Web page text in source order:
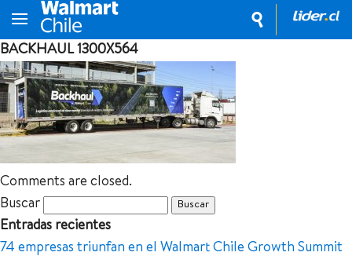
BACKHAUL 1300X564
Comments are closed.
Buscar
Entradas recientes
74 empresas triunfan en el Walmart Chile Growth Summit